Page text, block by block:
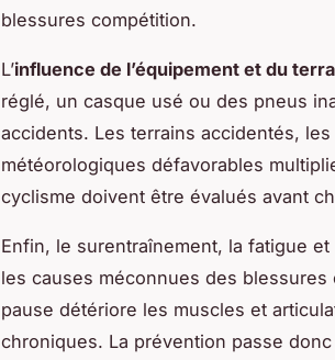
blessures compétition.
L’influence de l’équipement et du
réglé, un casque usé ou des pneus
accidents. Les terrains accidentés,
météorologiques défavorables
cyclisme doivent être évalués avant
Enfin, le surentraînement, la fatigue
les causes méconnues des
pause détériore les muscles et
chroniques. La prévention passe